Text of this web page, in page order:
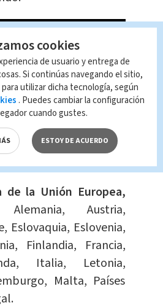
euro?
de la Unión Europea,
Alemania, Austria,
Eslovaquia, Eslovenia,
Finlandia, Francia,
Italia, Letonia,
Malta, Países
cookies
de usuario y entrega de
Si continúas navegando el sitio,
utilizar dicha tecnología, según
. Puedes cambiar la configuración
cuando gustes.
ESTOY DE ACUERDO